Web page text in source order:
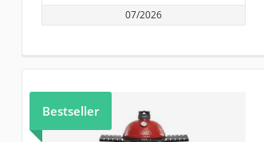
07/2026
Bestseller